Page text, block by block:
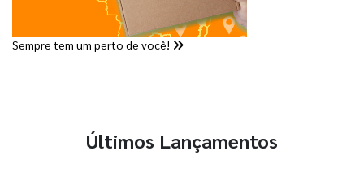
Sempre tem um perto de você!
Últimos Lançamentos